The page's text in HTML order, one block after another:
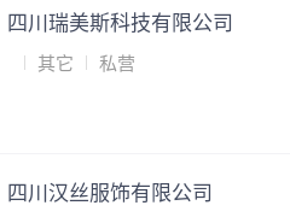
四川瑞美斯科技有限公司
其它 私营
四川汉丝服饰有限公司